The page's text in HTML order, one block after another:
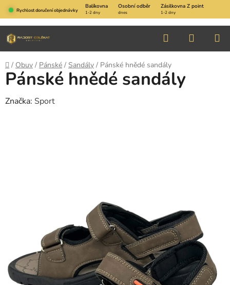
Přejít
na
obsah
Rychlost doručení objednávky
Balíkovna Osobní odběr Zásilkovna Z point
1-2 dny dnes 1-2 dny
Hledat
KOŠÍK
Domů
/ Obuv / Pánské / Sandály / Pánské hnědé sandály
Pánské hnědé sandály
Značka: Sport